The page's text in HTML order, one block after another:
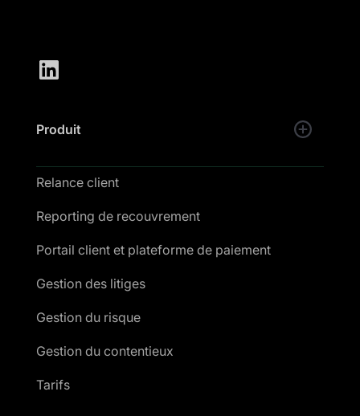
Produit
Relance client
Reporting de recouvrement
Portail client et plateforme de paiement
Gestion des litiges
Gestion du risque
Gestion du contentieux
Tarifs